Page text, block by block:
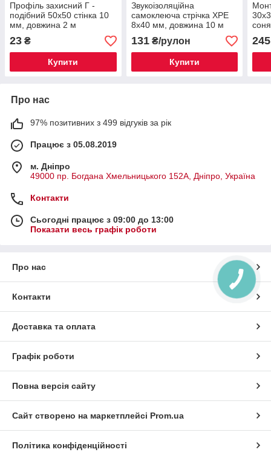
Профіль захисний Г -
подібний 50х50 стiнка 10
мм, довжина 2 м
23 ₴
Купити
Звукоізоляційна
самоклеюча стрічка XPE
8х40 мм, довжина 10 м
131₴/рулон
Купити
245
Про нас
97% позитивних з 499 відгуків за рік
Працює з 05.08.2019
м. Дніпро
49000 пр. Богдана Хмельницького 152А, Дніпро, Україна
Контакти
Сьогодні працює з 09:00 до 13:00
Показати весь графік роботи
Про нас
Контакти
Доставка та оплата
Графік роботи
Повна версія сайту
Сайт створено на маркетплейсі Prom.ua
Політика конфіденційності